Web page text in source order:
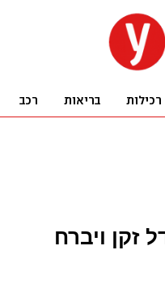
זקן ויברח